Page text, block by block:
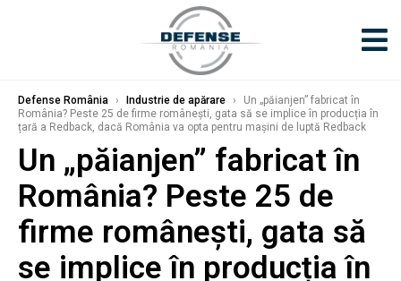
Defense România › Industrie de apărare ›
Un „păianjen” fabricat în
România? Peste 25 de firme românești, gata să se implice în producția în
țară a Redback, dacă România va opta pentru mașini de luptă Redback
Un „păianjen” fabricat în
România? Peste 25 de
firme românești, gata să
se implice în producția în